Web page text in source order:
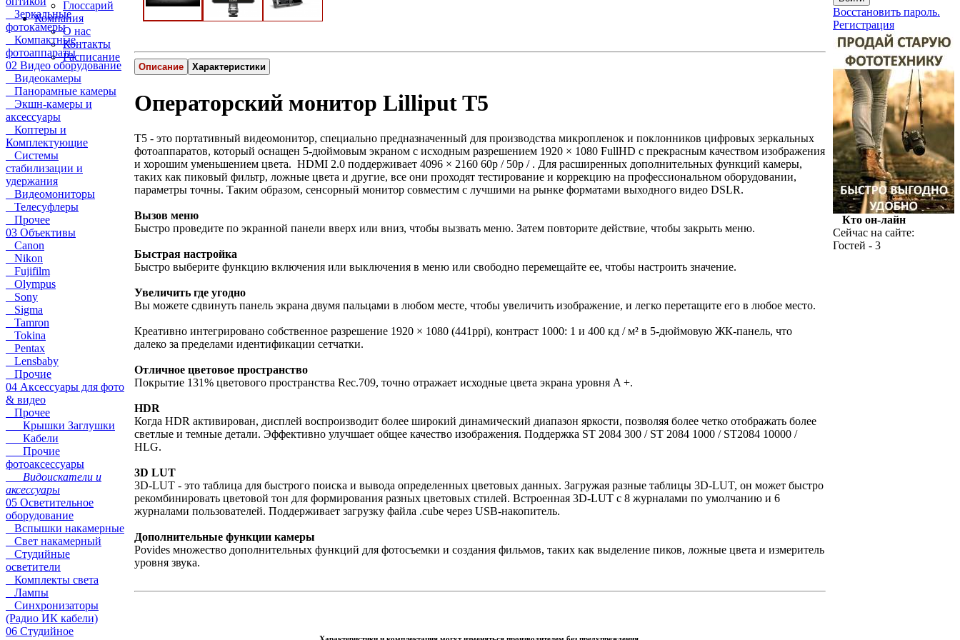
Глоссарий
Компания
О нас
Контакты
Расписание
Зеркальные
фотокамеры
Компактные
фотоаппараты
02 Видео оборудование
Видеокамеры
Панорамные камеры
Экшн-камеры и
аксессуары
Коптеры и
Комплектующие
Системы
стабилизации и
удержания
Видеомониторы
Телесуфлеры
Прочее
03 Объективы
Canon
Nikon
Fujifilm
Olympus
Sony
Sigma
Tamron
Tokina
Pentax
Lensbaby
Прочие
04 Аксессуары для фото
& видео
Прочее
Крышки Заглушки
Кабели
Прочие
фотоаксессуары
Видоискатели и
аксессуары
05 Осветительное
оборудование
Вспышки накамерные
Свет накамерный
Студийные
осветители
Комплекты света
Лампы
Синхронизаторы
(Радио ИК кабели)
06 Студийное
Описание Характеристики
Операторский монитор Lilliput T5
T5 - это портативный видеомонитор, специально предназначенный для производства микропленок и поклонников цифровых зеркальных
фотоаппаратов, который оснащен 5-дюймовым экраном с исходным разрешением 1920 × 1080 FullHD с прекрасным качеством изображения
и хорошим уменьшением цвета. HDMI 2.0 поддерживает 4096 × 2160 60p / 50p / . Для расширенных дополнительных функций камеры,
таких как пиковый фильтр, ложные цвета и другие, все они проходят тестирование и коррекцию на профессиональном оборудовании,
параметры точны. Таким образом, сенсорный монитор совместим с лучшими на рынке форматами выходного видео DSLR.
Вызов меню
Быстро проведите по экранной панели вверх или вниз, чтобы вызвать меню. Затем повторите действие, чтобы закрыть меню.
Быстрая настройка
Быстро выберите функцию включения или выключения в меню или свободно перемещайте ее, чтобы настроить значение.
Увеличить где угодно
Вы можете сдвинуть панель экрана двумя пальцами в любом месте, чтобы увеличить изображение, и легко перетащите его в любое место.
Креативно интегрировано собственное разрешение 1920 × 1080 (441ppi), контраст 1000: 1 и 400 кд / м² в 5-дюймовую ЖК-панель, что
далеко за пределами идентификации сетчатки.
Отличное цветовое пространство
Покрытие 131% цветового пространства Rec.709, точно отражает исходные цвета экрана уровня A +.
HDR
Когда HDR активирован, дисплей воспроизводит более широкий динамический диапазон яркости, позволяя более четко отображать более
светлые и темные детали. Эффективно улучшает общее качество изображения. Поддержка ST 2084 300 / ST 2084 1000 / ST2084 10000 /
HLG.
3D LUT
3D-LUT - это таблица для быстрого поиска и вывода определенных цветовых данных. Загружая разные таблицы 3D-LUT, он может быстро
рекомбинировать цветовой тон для формирования разных цветовых стилей. Встроенная 3D-LUT с 8 журналами по умолчанию и 6
журналами пользователей. Поддерживает загрузку файла .cube через USB-накопитель.
Дополнительные функции камеры
Povides множество дополнительных функций для фотосъемки и создания фильмов, таких как выделение пиков, ложные цвета и измеритель
уровня звука.
Восстановить пароль.
Регистрация
Кто он-лайн
Сейчас на сайте:
Гостей - 3